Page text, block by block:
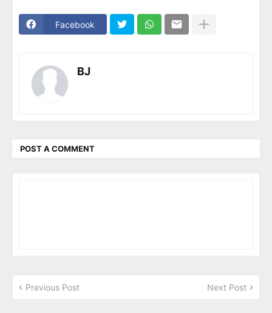
Facebook
BJ
POST A COMMENT
Previous Post Next Post